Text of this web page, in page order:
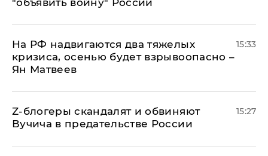
"объявить войну" России
На РФ надвигаются два тяжелых
кризиса, осенью будет взрывоопасно –
Ян Матвеев
15:33
Z-блогеры скандалят и обвиняют
Вучича в предательстве России
15:27